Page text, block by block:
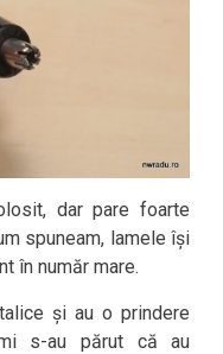
dar pare foarte
spuneam, lamele își
în număr mare.
și au o prindere
s-au părut că au